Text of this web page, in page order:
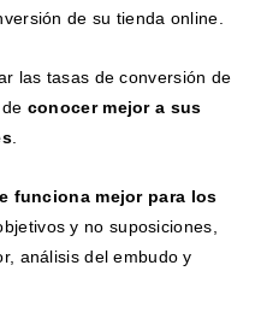
de su tienda online.
las tasas de conversión de
conocer mejor a sus
.
funciona mejor para los
y no suposiciones,
análisis del embudo y